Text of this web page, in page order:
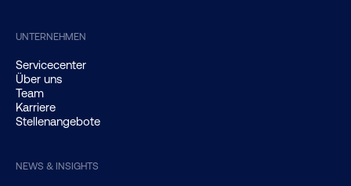
UNTERNEHMEN
Servicecenter
Über uns
Team
Karriere
Stellenangebote
NEWS & INSIGHTS